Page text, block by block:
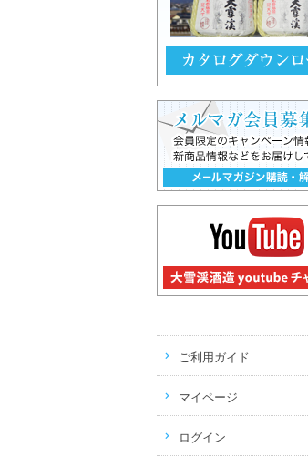
ご利用ガイド
マイページ
ログイン